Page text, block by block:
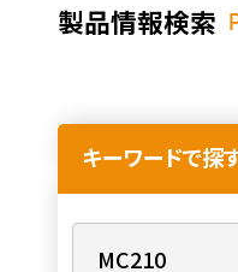
製品情報検索
キーワードで探